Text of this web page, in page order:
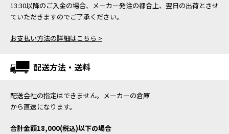
13:30以降のご入金の場合、メーカー発注の都合上、翌日の出荷とさせ
ていただきますのでご了承ください。
お支払い方法の詳細はこちら >
配送方法・送料
配送会社の指定はできません。メーカーの倉庫
から直送になります。
合計金額18,000(税込)以下の場合